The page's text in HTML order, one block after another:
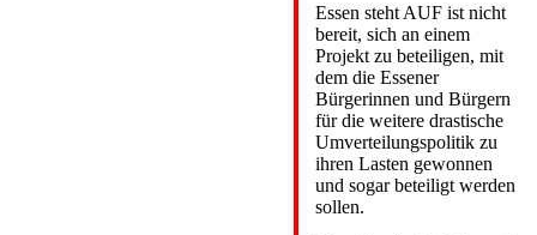
Essen steht AUF ist nicht
bereit, sich an einem
Projekt zu beteiligen, mit
dem die Essener
Bürgerinnen und Bürgern
für die weitere drastische
Umverteilungspolitik zu
ihren Lasten gewonnen
und sogar beteiligt werden
sollen.